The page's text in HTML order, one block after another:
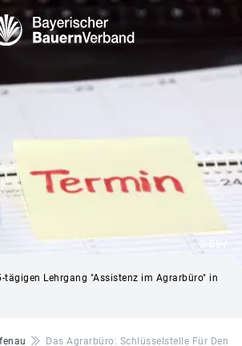
© BBV
tägigen Lehrgang "Assistenz im Agrarbüro" in
Das Agrarbüro: Schlüsselstelle Für Den